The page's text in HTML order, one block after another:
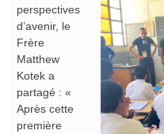
perspectives
d’avenir, le
Frère
Matthew
Kotek a
partagé : «
Après cette
première